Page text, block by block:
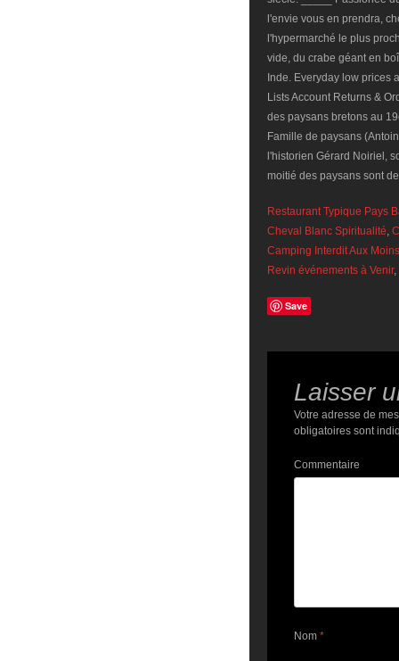
Restaurant Typique Pays
Cheval Blanc Spiritualité,
Camping Interdit Aux
Revin événements à Venir,
Save
Laisser
Votre adresse de
obligatoires sont
Commentaire
Nom *